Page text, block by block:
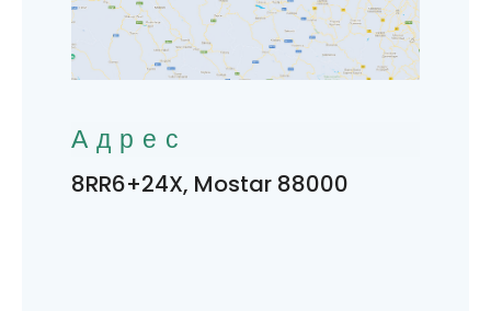
Адрес
8RR6+24X, Mostar 88000